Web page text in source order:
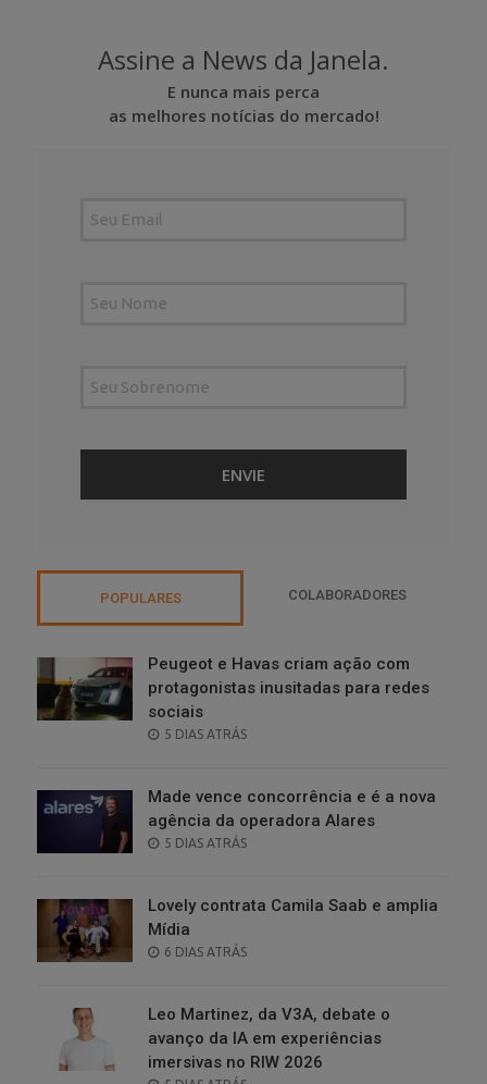
Assine a News da Janela.
E nunca mais perca
as melhores notícias do mercado!
POPULARES COLABORADORES
Peugeot e Havas criam ação com
protagonistas inusitadas para redes
sociais
POSTED
5 DIAS ATRÁS
Made vence concorrência e é a nova
agência da operadora Alares
POSTED
5 DIAS ATRÁS
Lovely contrata Camila Saab e amplia
Mídia
POSTED
6 DIAS ATRÁS
Leo Martinez, da V3A, debate o
avanço da IA em experiências
imersivas no RIW 2026